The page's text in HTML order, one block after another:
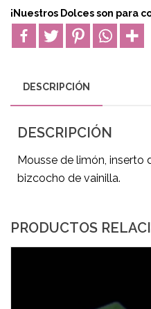
¡Nuestros Dolces son para
DESCRIPCIÓN
DESCRIPCIÓN
Mousse de limón, inserto
bizcocho de vainilla.
PRODUCTOS